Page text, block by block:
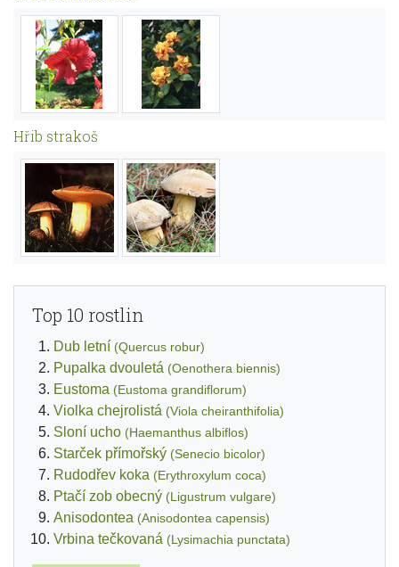
Hřib strakoš
Top 10 rostlin
Dub letní (Quercus robur)
Pupalka dvouletá (Oenothera biennis)
Eustoma (Eustoma grandiflorum)
Violka chejrolistá (Viola cheiranthifolia)
Sloní ucho (Haemanthus albiflos)
Starček přímořský (Senecio bicolor)
Rudodřev koka (Erythroxylum coca)
Ptačí zob obecný (Ligustrum vulgare)
Anisodontea (Anisodontea capensis)
Vrbina tečkovaná (Lysimachia punctata)